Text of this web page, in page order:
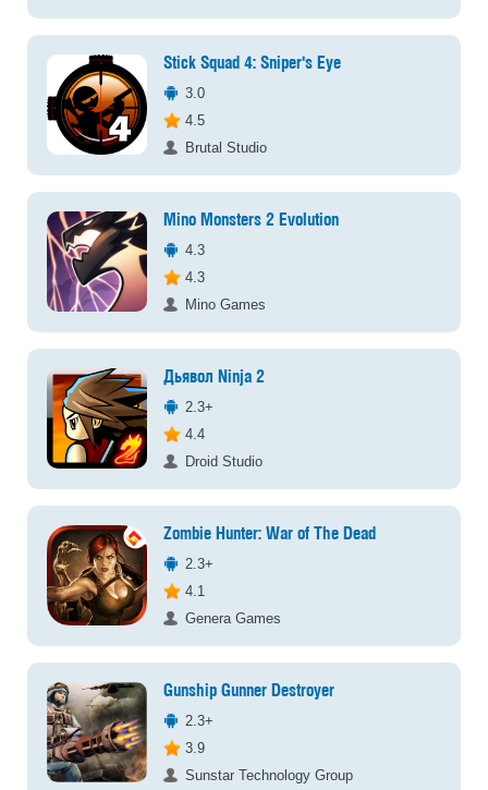
Stick Squad 4: Sniper's Eye
3.0
4.5
Brutal Studio
Mino Monsters 2 Evolution
4.3
4.3
Mino Games
Дьявол Ninja 2
2.3+
4.4
Droid Studio
Zombie Hunter: War of The Dead
2.3+
4.1
Genera Games
Gunship Gunner Destroyer
2.3+
3.9
Sunstar Technology Group